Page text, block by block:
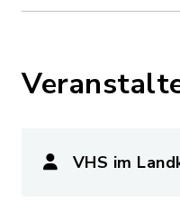
VHS im